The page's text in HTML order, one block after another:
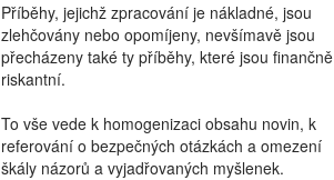
Příběhy, jejichž zpracování je nákladné, jsou
zlehčovány nebo opomíjeny, nevšímavě jsou
přecházeny také ty příběhy, které jsou finančně
riskantní.
To vše vede k homogenizaci obsahu novin, k
referování o bezpečných otázkách a omezení
škály názorů a vyjadřovaných myšlenek.